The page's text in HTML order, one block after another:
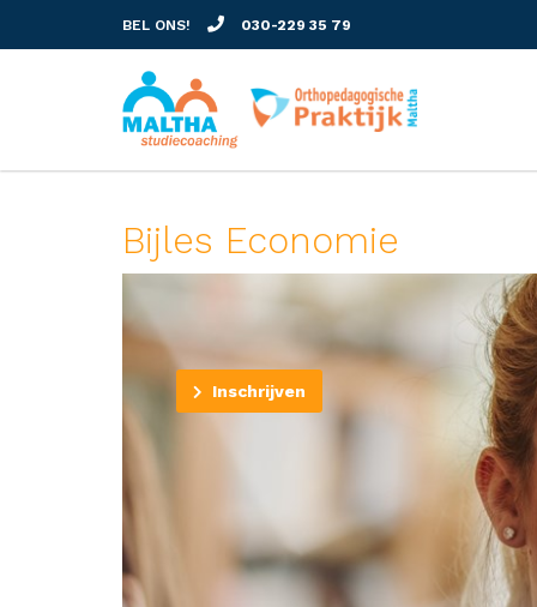
BEL ONS! 030-229 35 79
Bijles Economie
Inschrijven